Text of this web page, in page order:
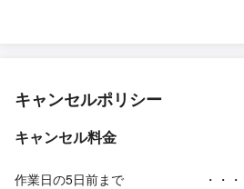
キャンセルポリシー
キャンセル料金
作業日の5日前まで ・・・